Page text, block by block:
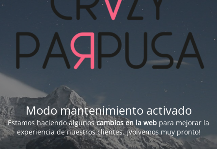
Modo mantenimiento activado
Estamos haciendo algunoscambios en la web para mejorar la
experiencia de nuestros clientes. ¡Volvemos muy pronto!